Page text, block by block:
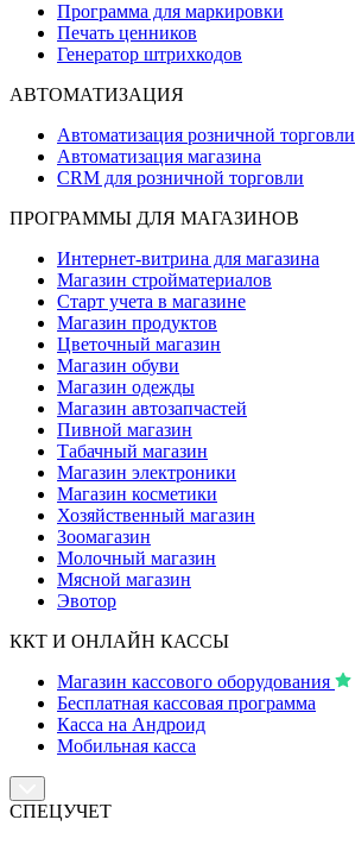
Программа для маркировки
Печать ценников
Генератор штрихкодов
АВТОМАТИЗАЦИЯ
Автоматизация розничной торговли
Автоматизация магазина
CRM для розничной торговли
ПРОГРАММЫ ДЛЯ МАГАЗИНОВ
Интернет-витрина для магазина
Магазин стройматериалов
Старт учета в магазине
Магазин продуктов
Цветочный магазин
Магазин обуви
Магазин одежды
Магазин автозапчастей
Пивной магазин
Табачный магазин
Магазин электроники
Магазин косметики
Хозяйственный магазин
Зоомагазин
Молочный магазин
Мясной магазин
Эвотор
ККТ И ОНЛАЙН КАССЫ
Магазин кассового оборудования
Бесплатная кассовая программа
Касса на Андроид
Мобильная касса
СПЕЦУЧЕТ